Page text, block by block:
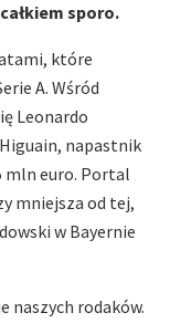
sporo.
które
A. Wśród
Leonardo
napastnik
mln euro. Portal
mniejsza od tej,
w Bayernie
naszych rodaków.